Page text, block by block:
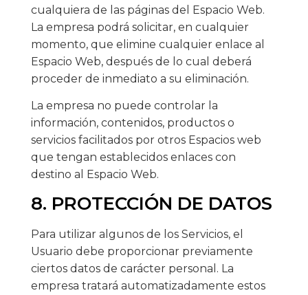
cualquiera de las páginas del Espacio Web.
La empresa podrá solicitar, en cualquier
momento, que elimine cualquier enlace al
Espacio Web, después de lo cual deberá
proceder de inmediato a su eliminación.
La empresa no puede controlar la
información, contenidos, productos o
servicios facilitados por otros Espacios web
que tengan establecidos enlaces con
destino al Espacio Web.
8. PROTECCIÓN DE DATOS
Para utilizar algunos de los Servicios, el
Usuario debe proporcionar previamente
ciertos datos de carácter personal. La
empresa tratará automatizadamente estos